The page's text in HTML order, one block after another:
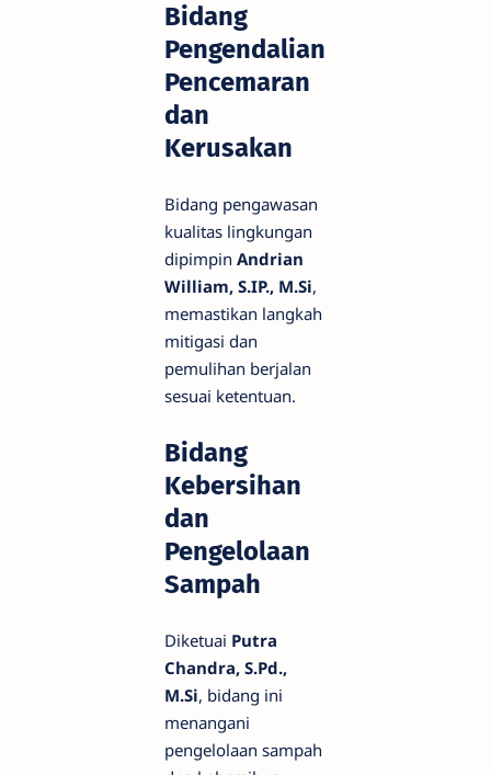
Bidang
Pengendalian
Pencemaran
dan
Kerusakan
Bidang pengawasan
kualitas lingkungan
dipimpin Andrian
William, S.IP., M.Si,
memastikan langkah
mitigasi dan
pemulihan berjalan
sesuai ketentuan.
Bidang
Kebersihan
dan
Pengelolaan
Sampah
Diketuai Putra
Chandra, S.Pd.,
M.Si, bidang ini
menangani
pengelolaan sampah